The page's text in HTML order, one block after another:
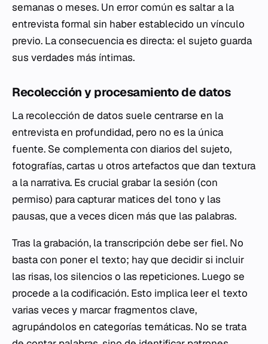
semanas o meses. Un error común es saltar a la
entrevista formal sin haber establecido un vínculo
previo. La consecuencia es directa: el sujeto guarda
sus verdades más íntimas.
Recolección y procesamiento de datos
La recolección de datos suele centrarse en la
entrevista en profundidad, pero no es la única
fuente. Se complementa con diarios del sujeto,
fotografías, cartas u otros artefactos que dan textura
a la narrativa. Es crucial grabar la sesión (con
permiso) para capturar matices del tono y las
pausas, que a veces dicen más que las palabras.
Tras la grabación, la transcripción debe ser fiel. No
basta con poner el texto; hay que decidir si incluir
las risas, los silencios o las repeticiones. Luego se
procede a la codificación. Esto implica leer el texto
varias veces y marcar fragmentos clave,
agrupándolos en categorías temáticas. No se trata